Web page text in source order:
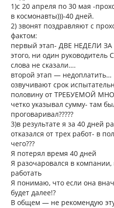
1)с 20 апреля по 30 мая -
в космонавты)))-40 дней.
2) звонят поздравляют с
фактом:
первый этап- ДВЕ НЕДЕЛИ
этого, ни один
слова не сказали….
второй этап — недоплатить…
озвучивают срок
половину от ТРЕБУЕМОЙ
четко указывал сумму- там
проговаривал?????
3)в результате я за 40 дней
отказался от трех работ- в
чего???
Я потерял время 40 дней
Я разочаровался в
работать
Я понимаю, что если она
будет далее!?
В общем — не рекомендую